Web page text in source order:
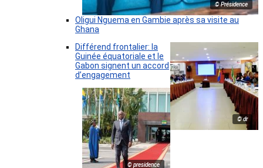
© Présidence
Oligui Nguema en Gambie après sa visite au
Ghana
© dr
Différend frontalier: la
Guinée équatoriale et le
Gabon signent un accord
d’engagement
© presidence